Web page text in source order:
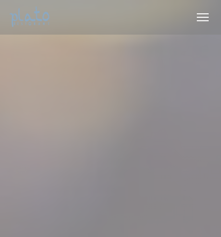
クッキー利用の管理について